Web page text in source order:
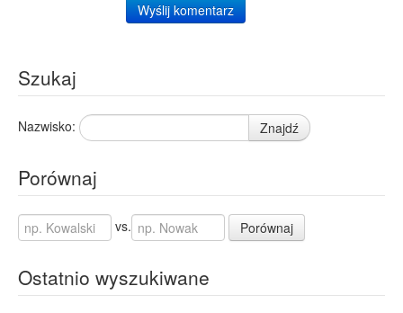
Wyślij komentarz
Szukaj
Nazwisko: Znajdź
Porównaj
vs. Porównaj
Ostatnio wyszukiwane